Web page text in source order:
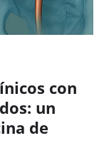
con
un
de